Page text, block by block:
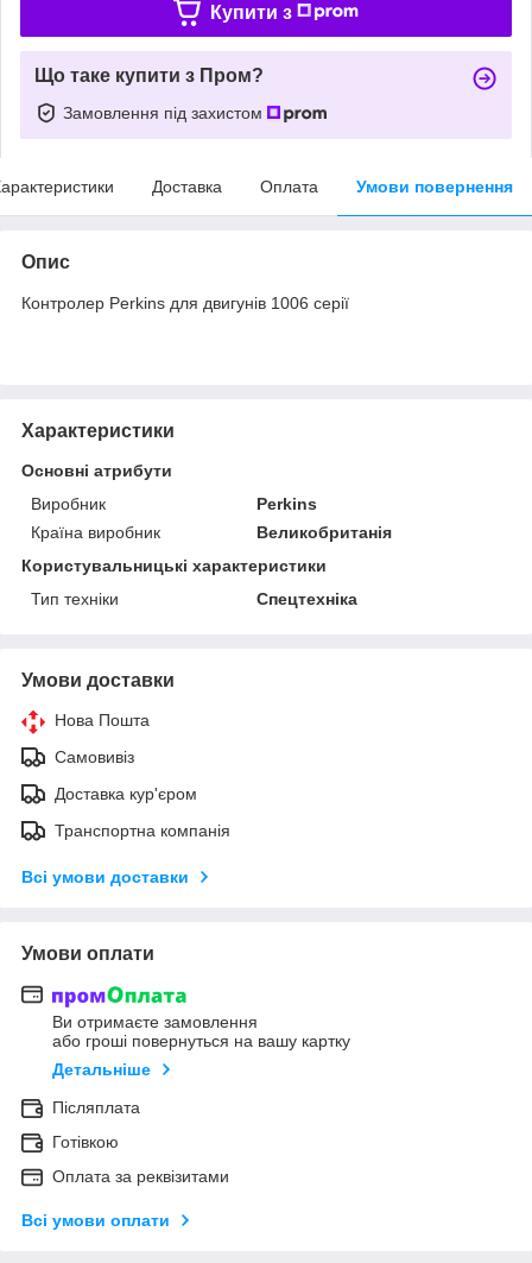
Купити з
Що таке купити з Пром?
Замовлення під захистом
Доставка Оплата Умови повернення
Опис
Контролер Perkins для двигунів 1006 серії
Характеристики
Основні атрибути
Виробник
Perkins
Країна виробник
Великобританія
Користувальницькі характеристики
Тип техніки
Спецтехніка
Умови доставки
Нова Пошта
Самовивіз
Доставка кур'єром
Транспортна компанія
Всі умови доставки
Умови оплати
Ви отримаєте замовлення
або гроші повернуться на вашу картку
Детальніше
Післяплата
Готівкою
Оплата за реквізитами
Всі умови оплати